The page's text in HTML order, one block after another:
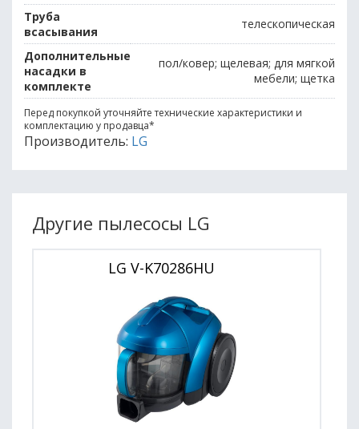
Труба
всасывания
телескопическая
Дополнительные
насадки в
комплекте
пол/ковер; щелевая; для мягкой
мебели; щетка
Перед покупкой уточняйте технические характеристики и
комплектацию у продавца*
Производитель: LG
Другие пылесосы LG
LG V-K70286HU